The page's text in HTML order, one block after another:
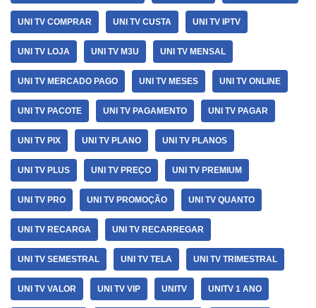
UNI TV COMPRAR UNI TV CUSTA UNI TV IPTV
UNI TV LOJA UNI TV M3U UNI TV MENSAL
UNI TV MERCADO PAGO UNI TV MESES UNI TV ONLINE
UNI TV PACOTE UNI TV PAGAMENTO UNI TV PAGAR
UNI TV PIX UNI TV PLANO UNI TV PLANOS
UNI TV PLUS UNI TV PREÇO UNI TV PREMIUM
UNI TV PRO UNI TV PROMOÇÃO UNI TV QUANTO
UNI TV RECARGA UNI TV RECARREGAR
UNI TV SEMESTRAL UNI TV TELA UNI TV TRIMESTRAL
UNI TV VALOR UNI TV VIP UNITV UNITV 1 ANO